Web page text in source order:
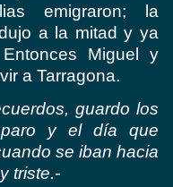
emigraron; la
a la mitad y ya
Miguel y
a Tarragona.
guardo los
y el día que
se iban hacia
triste.-